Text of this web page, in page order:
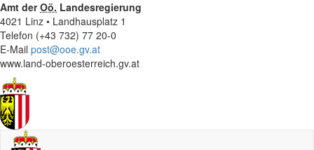
Amt derOö. Landesregierung
4021 Linz • Landhausplatz 1
Telefon (+43 732) 77 20-0
E-Mail post@ooe.gv.at
www.land-oberoesterreich.gv.at